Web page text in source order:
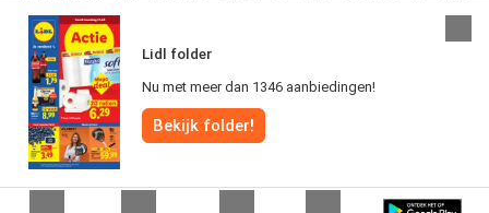
Lidl folder
Nu met meer dan 1346 aanbiedingen!
Bekijk folder!
met retailers en merken. Hierdoor zijn we uitgegroeid tot de toonaangevende
speler in de digitale foldermarkt.
Alle rechten voorbehouden © Folderz.nl 2026 |